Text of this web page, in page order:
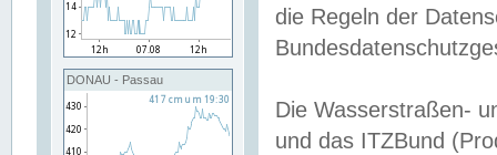
DONAU - Passau
die Regeln der
Die Wasserstraßen-
und das ITZBund